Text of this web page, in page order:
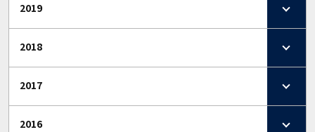
2019
2018
2017
2016